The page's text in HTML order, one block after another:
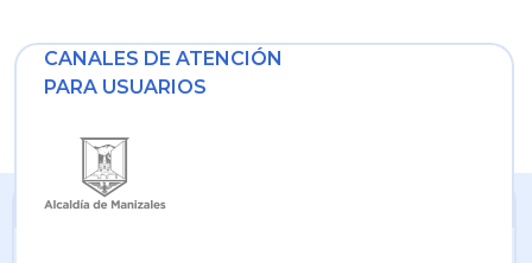
CANALES DE ATENCIÓN
PARA USUARIOS